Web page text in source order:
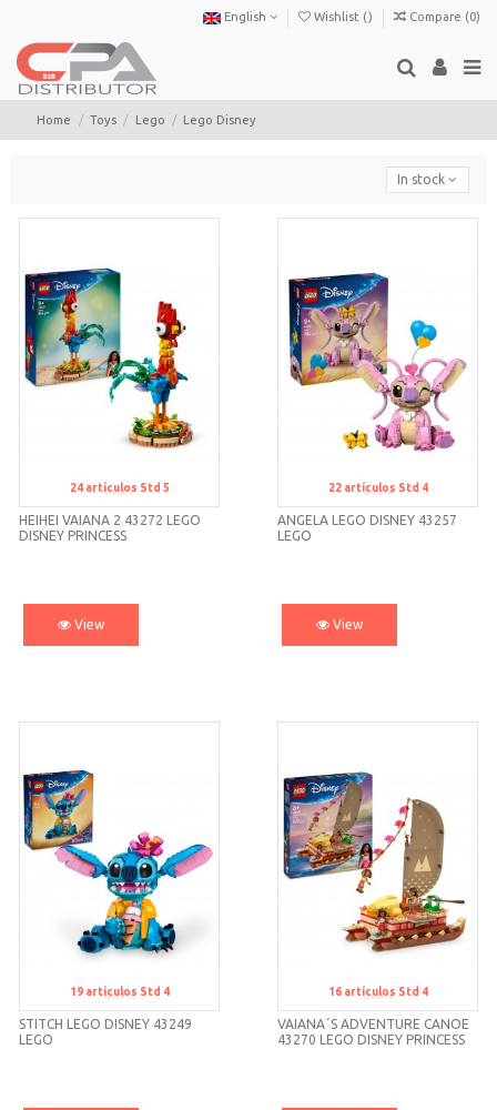
English Wishlist () Compare (0)
Home Toys Lego Lego Disney
In stock
Std 5
HEIHEI VAIANA 2 43272 LEGO
DISNEY PRINCESS
24 artículos Std 5
View
Std 4
ANGELA LEGO DISNEY 43257
LEGO
22 artículos Std 4
View
Std 4
STITCH LEGO DISNEY 43249
LEGO
19 artículos Std 4 Std 4
VAIANA´S ADVENTURE CANOE
43270 LEGO DISNEY PRINCESS
16 artículos Std 4